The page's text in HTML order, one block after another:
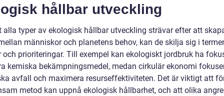
hållbar utveckling
alla typer av ekologisk hållbar utveckling strävar efter att
människor och planetens behov, kan de skilja sig i
och prioriteringar. Till exempel kan ekologiskt jordbruk ha
kemiska bekämpningsmedel, medan cirkulär ekonomi
avfall och maximera resurseffektiviteten. Det är viktigt att
metod kan uppnå ekologisk hållbarhet, och att olika